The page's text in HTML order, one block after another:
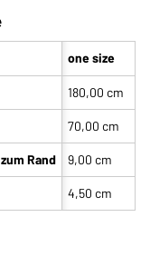
Rand
one size
180,00 cm
70,00 cm
9,00 cm
4,50 cm